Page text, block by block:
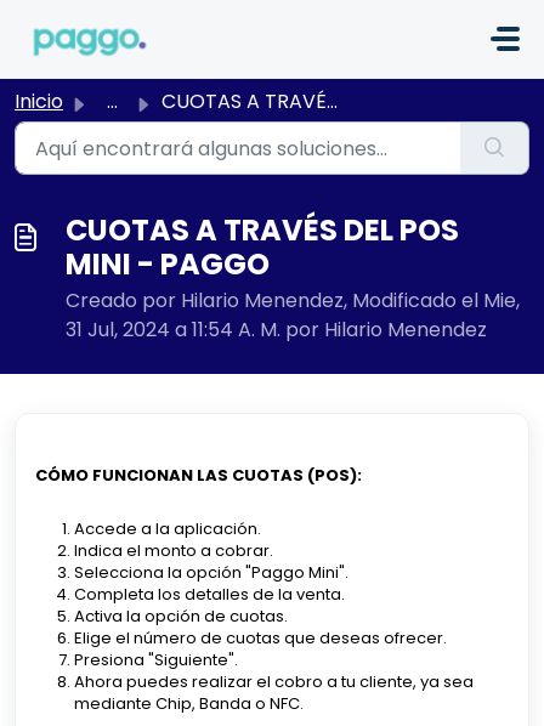
Inicio ... CUOTAS A TRAVÉS DEL POS MINI - PAGGO
CUOTAS A TRAVÉS DEL POS
MINI - PAGGO
Creado por Hilario Menendez, Modificado el Mie,
31 Jul, 2024 a 11:54 A. M. por Hilario Menendez
CÓMO FUNCIONAN LAS CUOTAS (POS):
Accede a la aplicación.
Indica el monto a cobrar.
Selecciona la opción "Paggo Mini".
Completa los detalles de la venta.
Activa la opción de cuotas.
Elige el número de cuotas que deseas ofrecer.
Presiona "Siguiente".
Ahora puedes realizar el cobro a tu cliente, ya sea
mediante Chip, Banda o NFC.